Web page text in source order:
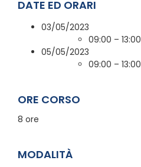
DATE ED ORARI
03/05/2023
09:00 – 13:00
05/05/2023
09:00 – 13:00
ORE CORSO
8 ore
MODALITÀ